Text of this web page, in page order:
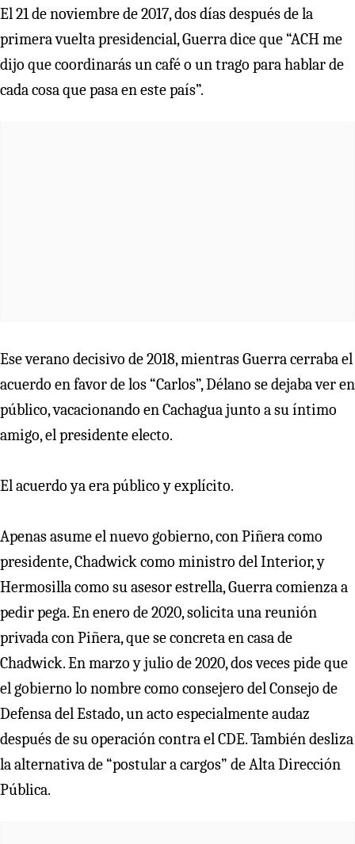
El 21 de noviembre de 2017, dos días después de la
primera vuelta presidencial, Guerra dice que “ACH me
dijo que coordinarás un café o un trago para hablar de
cada cosa que pasa en este país”.
Ese verano decisivo de 2018, mientras Guerra cerraba el
acuerdo en favor de los “Carlos”, Délano se dejaba ver en
público, vacacionando en Cachagua junto a su íntimo
amigo, el presidente electo.
El acuerdo ya era público y explícito.
Apenas asume el nuevo gobierno, con Piñera como
presidente, Chadwick como ministro del Interior, y
Hermosilla como su asesor estrella, Guerra comienza a
pedir pega. En enero de 2020, solicita una reunión
privada con Piñera, que se concreta en casa de
Chadwick. En marzo y julio de 2020, dos veces pide que
el gobierno lo nombre como consejero del Consejo de
Defensa del Estado, un acto especialmente audaz
después de su operación contra el CDE. También desliza
la alternativa de “postular a cargos” de Alta Dirección
Pública.